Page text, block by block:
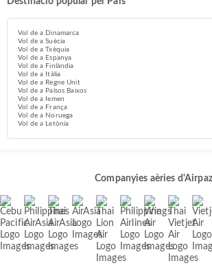
Vol de a Dinamarca
Vol de a Suècia
Vol de a Txèquia
Vol de a Espanya
Vol de a Finlàndia
Vol de a Itàlia
Vol de a Regne Unit
Vol de a Països Baixos
Vol de a Iemen
Vol de a França
Vol de a Noruega
Vol de a Letònia
Companyies aèries d'Airpaz